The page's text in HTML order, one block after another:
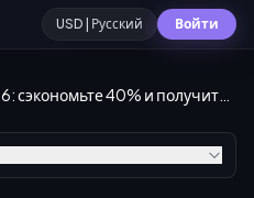
USD | Русский Войти